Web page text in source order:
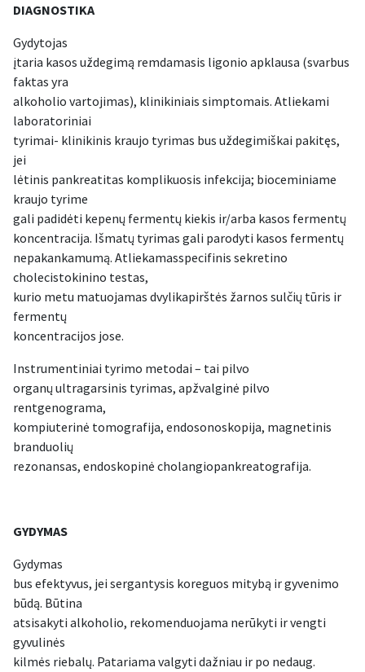
DIAGNOSTIKA
Gydytojas
įtaria kasos uždegimą remdamasis ligonio apklausa (svarbus
faktas yra
alkoholio vartojimas), klinikiniais simptomais. Atliekami
laboratoriniai
tyrimai- klinikinis kraujo tyrimas bus uždegimiškai pakitęs,
jei
lėtinis pankreatitas komplikuosis infekcija; bioceminiame
kraujo tyrime
gali padidėti kepenų fermentų kiekis ir/arba kasos fermentų
koncentracija. Išmatų tyrimas gali parodyti kasos fermentų
nepakankamumą. Atliekamasspecifinis sekretino
cholecistokinino testas,
kurio metu matuojamas dvylikapirštės žarnos sulčių tūris ir
fermentų
koncentracijos jose.
Instrumentiniai tyrimo metodai – tai pilvo
organų ultragarsinis tyrimas, apžvalginė pilvo
rentgenograma,
kompiuterinė tomografija, endosonoskopija, magnetinis
branduolių
rezonansas, endoskopinė cholangiopankreatografija.
GYDYMAS
Gydymas
bus efektyvus, jei sergantysis koreguos mitybą ir gyvenimo
būdą. Būtina
atsisakyti alkoholio, rekomenduojama nerūkyti ir vengti
gyvulinės
kilmės riebalų. Patariama valgyti dažniau ir po nedaug.